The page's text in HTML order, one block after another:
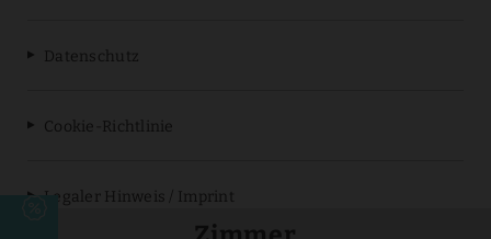
Datenschutz
Cookie-Richtlinie
Legaler Hinweis / Imprint